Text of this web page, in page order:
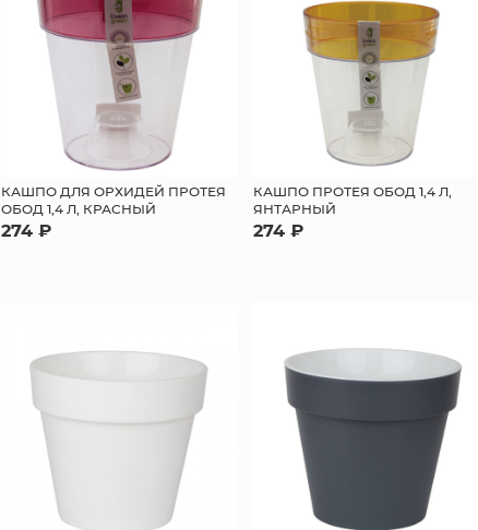
КАШПО ДЛЯ ОРХИДЕЙ ПРОТЕЯ
ОБОД 1,4 Л, КРАСНЫЙ
274 ₽
КАШПО ПРОТЕЯ ОБОД 1,4 Л,
ЯНТАРНЫЙ
274 ₽